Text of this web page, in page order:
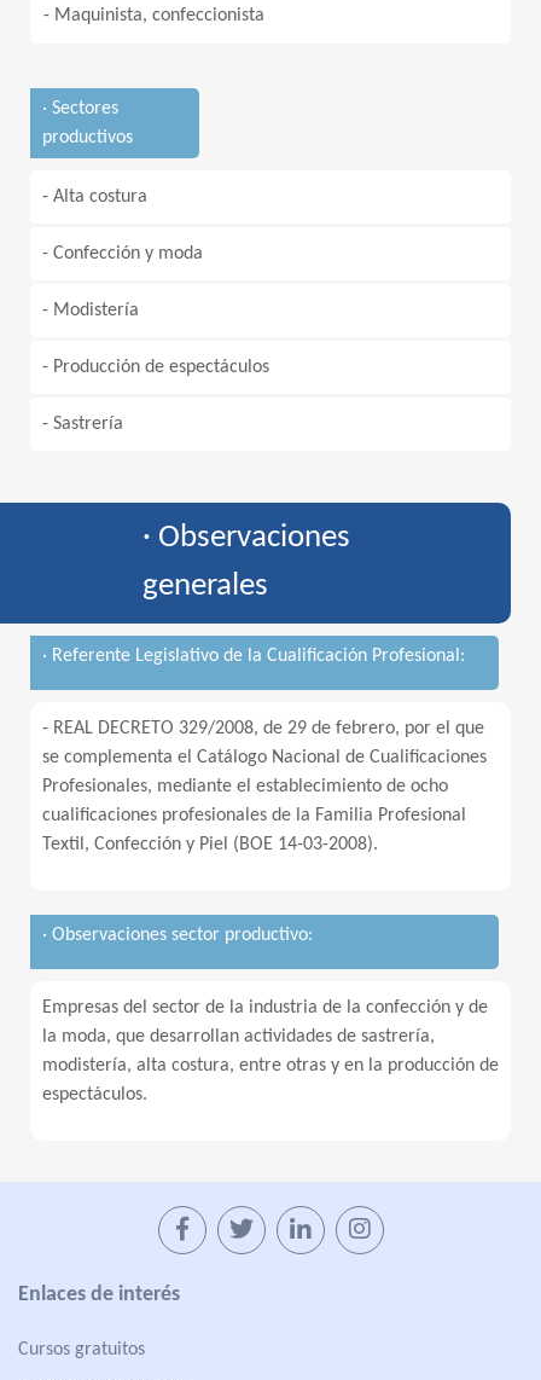
- Maquinista, confeccionista
· Sectores
productivos
- Alta costura
- Confección y moda
- Modistería
- Producción de espectáculos
- Sastrería
· Observaciones
generales
· Referente Legislativo de la Cualificación Profesional:
- REAL DECRETO 329/2008, de 29 de febrero, por el que
se complementa el Catálogo Nacional de Cualificaciones
Profesionales, mediante el establecimiento de ocho
cualificaciones profesionales de la Familia Profesional
Textil, Confección y Piel (BOE 14-03-2008).
· Observaciones sector productivo:
Empresas del sector de la industria de la confección y de
la moda, que desarrollan actividades de sastrería,
modistería, alta costura, entre otras y en la producción de
espectáculos.
Enlaces de interés
Cursos gratuitos